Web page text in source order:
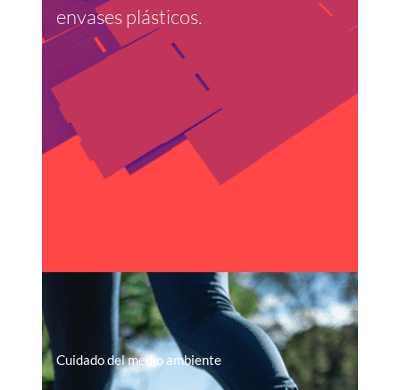
envases plásticos.
Cuidado del medio ambiente